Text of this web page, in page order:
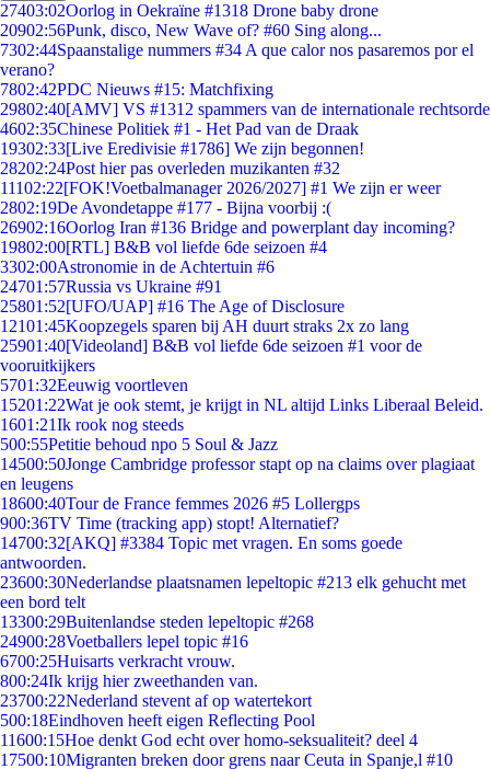
27403:02Oorlog in Oekraïne #1318 Drone baby drone
20902:56Punk, disco, New Wave of? #60 Sing along...
7302:44Spaanstalige nummers #34 A que calor nos pasaremos por el
verano?
7802:42PDC Nieuws #15: Matchfixing
29802:40[AMV] VS #1312 spammers van de internationale rechtsorde
4602:35Chinese Politiek #1 - Het Pad van de Draak
19302:33[Live Eredivisie #1786] We zijn begonnen!
28202:24Post hier pas overleden muzikanten #32
11102:22[FOK!Voetbalmanager 2026/2027] #1 We zijn er weer
2802:19De Avondetappe #177 - Bijna voorbij :(
26902:16Oorlog Iran #136 Bridge and powerplant day incoming?
19802:00[RTL] B&B vol liefde 6de seizoen #4
3302:00Astronomie in de Achtertuin #6
24701:57Russia vs Ukraine #91
25801:52[UFO/UAP] #16 The Age of Disclosure
12101:45Koopzegels sparen bij AH duurt straks 2x zo lang
25901:40[Videoland] B&B vol liefde 6de seizoen #1 voor de
vooruitkijkers
5701:32Eeuwig voortleven
15201:22Wat je ook stemt, je krijgt in NL altijd Links Liberaal Beleid.
1601:21Ik rook nog steeds
500:55Petitie behoud npo 5 Soul & Jazz
14500:50Jonge Cambridge professor stapt op na claims over plagiaat
en leugens
18600:40Tour de France femmes 2026 #5 Lollergps
900:36TV Time (tracking app) stopt! Alternatief?
14700:32[AKQ] #3384 Topic met vragen. En soms goede
antwoorden.
23600:30Nederlandse plaatsnamen lepeltopic #213 elk gehucht met
een bord telt
13300:29Buitenlandse steden lepeltopic #268
24900:28Voetballers lepel topic #16
6700:25Huisarts verkracht vrouw.
800:24Ik krijg hier zweethanden van.
23700:22Nederland stevent af op watertekort
500:18Eindhoven heeft eigen Reflecting Pool
11600:15Hoe denkt God echt over homo-seksualiteit? deel 4
17500:10Migranten breken door grens naar Ceuta in Spanje,l #10